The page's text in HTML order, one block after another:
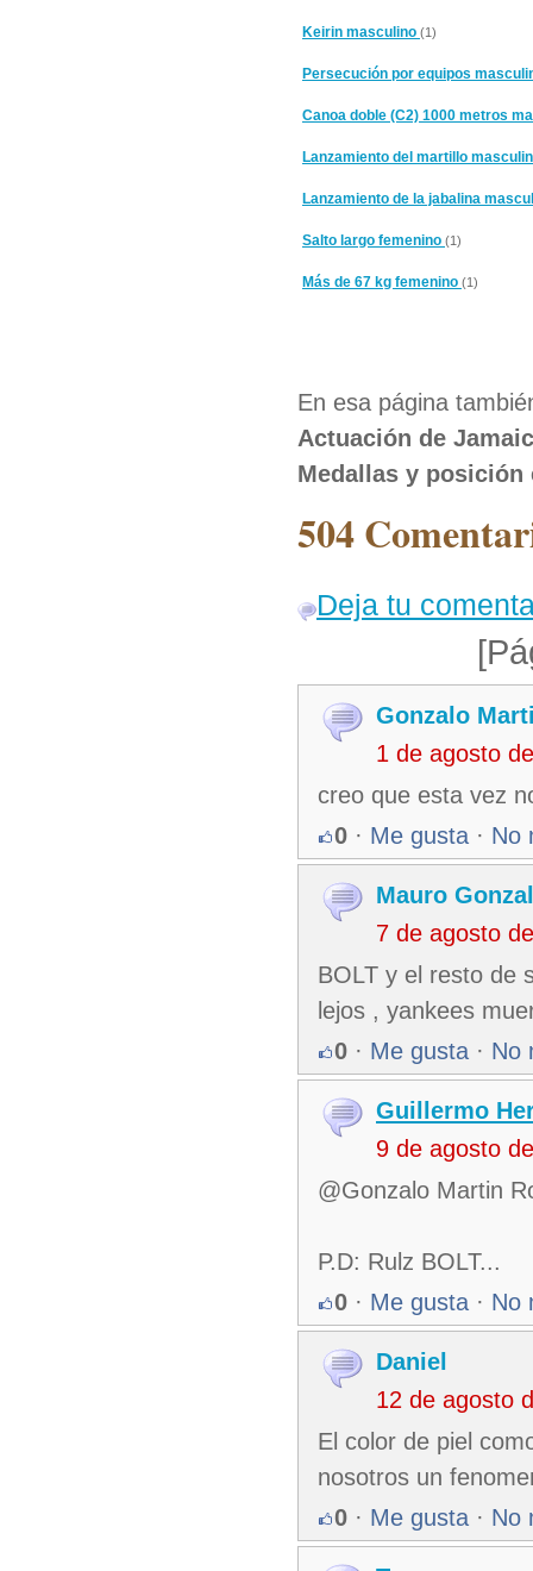
Keirin masculino (1)
Persecución por equipos
Canoa doble (C2) 1000 metros
Lanzamiento del martillo
Lanzamiento de la jabalina
Salto largo femenino (1)
Más de 67 kg femenino (1)
En esa página
Actuación de
Medallas y posición
504
Deja tu
Gonzalo
1 de agosto
creo que esta vez
0 · Me gusta · No
Mauro
7 de agosto
BOLT y el resto de
lejos , yankees
0 · Me gusta · No
Guillermo
9 de agosto
@Gonzalo Martin
P.D: Rulz BOLT...
0 · Me gusta · No
Daniel
12 de agosto
El color de piel
nosotros un
0 · Me gusta · No